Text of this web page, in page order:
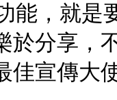
能，就是
於分享，
佳宣傳大